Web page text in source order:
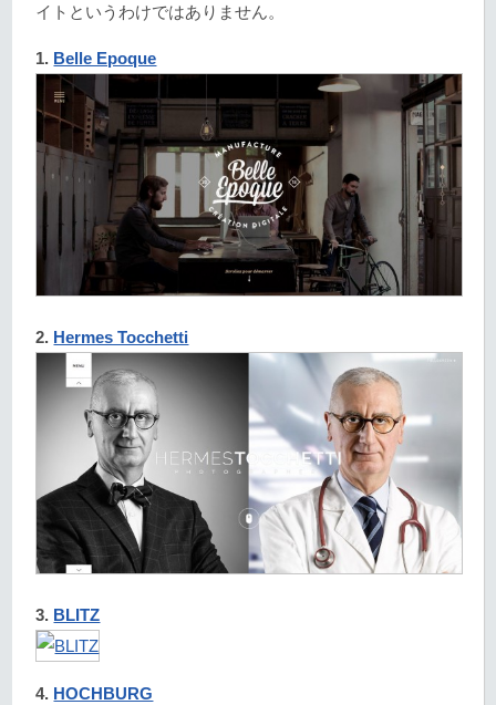
イトというわけではありません。
1. Belle Epoque
2. Hermes Tocchetti
3. BLITZ
4. HOCHBURG